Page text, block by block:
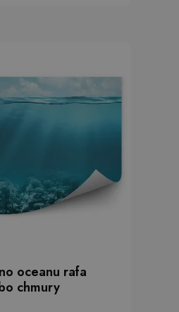
oceanu rafa
chmury